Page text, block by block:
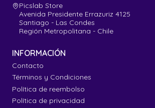
Picslab Store
Avenida Presidente Errazuriz 4125
Santiago - Las Condes
Región Metropolitana - Chile
INFORMACIÓN
Contacto
Términos y Condiciones
Política de reembolso
Política de privacidad